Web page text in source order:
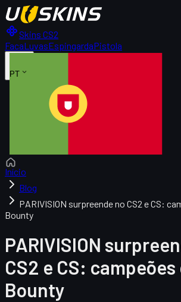
Skins CS2
FacaLuvasEspingardaPistola
PT
Início
Blog
PARIVISION surpreende no CS2 e CS:
Bounty
PARIVISION
CS2 e CS:
Bounty